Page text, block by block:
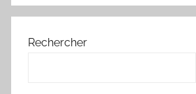
Rechercher